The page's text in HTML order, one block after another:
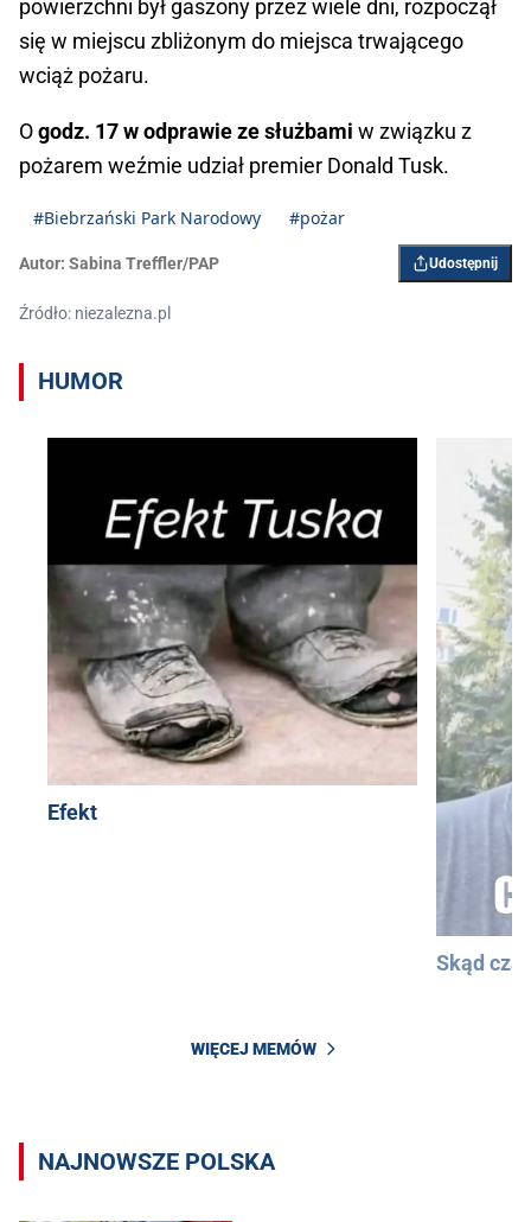
powierzchni był gaszony przez wiele dni, rozpoczął
się w miejscu zbliżonym do miejsca trwającego
wciąż pożaru.
Ogodz. 17 w odprawie ze służbami w związku z
pożarem weźmie udział premier Donald Tusk.
#Biebrzański Park Narodowy #pożar
Autor: Sabina Treffler/PAP Udostępnij
Źródło: niezalezna.pl
HUMOR
Efekt
Skąd
WIĘCEJ MEMÓW
NAJNOWSZE POLSKA